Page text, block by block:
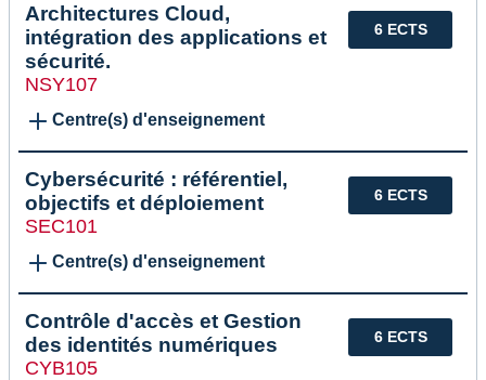
6 ECTS
Architectures Cloud,
intégration des applications et
sécurité.
NSY107
Centre(s) d'enseignement
6 ECTS
Cybersécurité : référentiel,
objectifs et déploiement
SEC101
Centre(s) d'enseignement
6 ECTS
Contrôle d'accès et Gestion
des identités numériques
CYB105